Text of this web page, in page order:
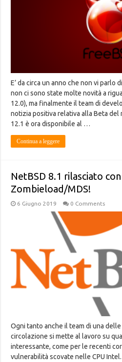
E’ da circa un anno che non vi parlo
non ci sono state molte novità a
12.0), ma finalmente il team di
notizia positiva relativa alla Beta del
12.1 è ora disponibile al …
Continua a leggere
NetBSD 8.1 rilasciato
Zombieload/MDS!
6 Giugno 2019 0 Comments
Ogni tanto anche il team di una
circolazione si mette al lavoro su
interessante, come per le recenti
vulnerabilità scovate nelle CPU